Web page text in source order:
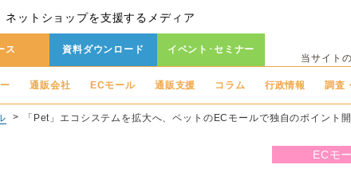
ネットショップを支援するメディア
ス 資料ダウンロード イベント･セミナー
当サイト
通販会社 ECモール 通販支援 コラム 行政情報 調査
「Pet」エコシステムを拡大へ、ペットのECモールで独自のポイント
ECモ